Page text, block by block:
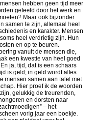
hebben geen tijd meer
geleefd door het werk en
Maar ook bijzonder
samen te zijn, allemaal heel
en karakter. Mensen
heel verdrietig zijn. Hun
en op te beuren.
vanuit de mensen die,
een kwestie van heel goed
ja, tijd, dat is een schaars
is geld; in geld wordt alles
mensen samen aan tafel met
Hier proef ik de woorden
gelukkig de treurenden,
en dorsten naar
– het
vorig jaar een boekje.